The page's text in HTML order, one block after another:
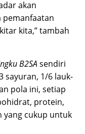
akan
pemanfaatan
kita,” tambah
B2SA sendiri
sayuran, 1/6 lauk-
pola ini, setiap
protein,
yang cukup untuk